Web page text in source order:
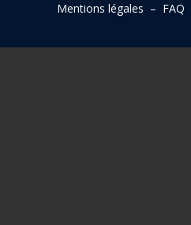
Mentions légales – FAQ